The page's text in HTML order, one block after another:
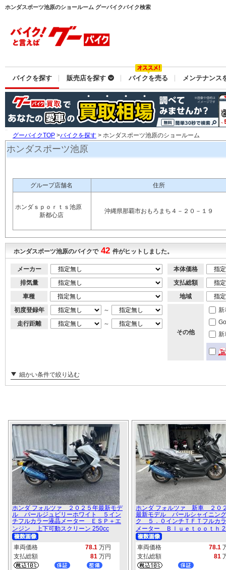
ホンダスポーツ池原のショールーム グーバイクバイク検索
バイクを探す 販売店を探す バイクを売る メンテナンス
グーバイクTOP >バイクを探す > ホンダスポーツ池原のショールーム
ホンダスポーツ池原
グループ店舗名 住所
ホンダｓｐｏｒｔｓ池原
新都心店
沖縄県那覇市おもろまち４－２０－１９
ホンダスポーツ池原のバイクで 42 件がヒットしました。
メーカー
排気量
車種
初度登録年
～
走行距離
～
本体価格
支払総額
地域
その他
新
新
細かい条件で絞り込む
ホンダ フォルツァ ２０２５年最新モデ
ル パールジュビリーホワイト ５イン
チフルカラー液晶メーター ＥＳＰ＋エ
ンジン 上下可動スクリーン 250cc
車両価格 78.1 万円
支払総額
81 万円
ホンダ フォルツァ 新車 ２０
最新モデル パールシャイニン
ク ５．０インチＴＦＴフルカ
メーター Ｂｌｕｅｔｏｏｔｈ
車両価格 78.1
支払総額
81